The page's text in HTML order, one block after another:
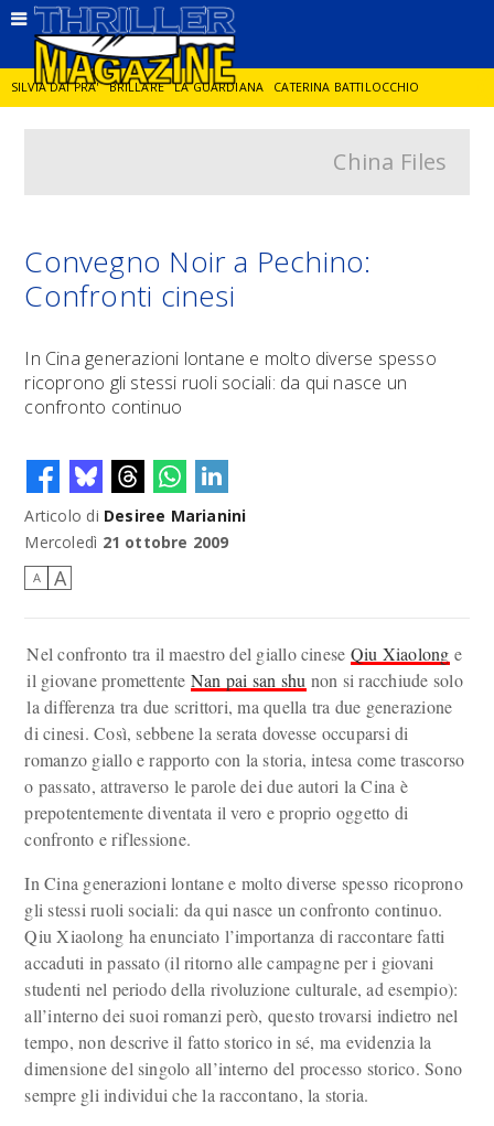
SILVIA DAI PRA' BRILLARE LA GUARDIANA CATERINA BATTILOCCHIO
GIANCARLO DE CATALDO
China Files
Convegno Noir a Pechino:
Confronti cinesi
In Cina generazioni lontane e molto diverse spesso
ricoprono gli stessi ruoli sociali: da qui nasce un
confronto continuo
Articolo di Desiree Marianini
Mercoledì 21 ottobre 2009
A A
Nel confronto tra il maestro del giallo cinese Qiu Xiaolong e
il giovane promettente Nan pai san shu non si racchiude solo
la differenza tra due scrittori, ma quella tra due generazione
di cinesi. Così, sebbene la serata dovesse occuparsi di
romanzo giallo e rapporto con la storia, intesa come trascorso
o passato, attraverso le parole dei due autori la Cina è
prepotentemente diventata il vero e proprio oggetto di
confronto e riflessione.
In Cina generazioni lontane e molto diverse spesso ricoprono
gli stessi ruoli sociali: da qui nasce un confronto continuo.
Qiu Xiaolong ha enunciato l’importanza di raccontare fatti
accaduti in passato (il ritorno alle campagne per i giovani
studenti nel periodo della rivoluzione culturale, ad esempio):
all’interno dei suoi romanzi però, questo trovarsi indietro nel
tempo, non descrive il fatto storico in sé, ma evidenzia la
dimensione del singolo all’interno del processo storico. Sono
sempre gli individui che la raccontano, la storia.